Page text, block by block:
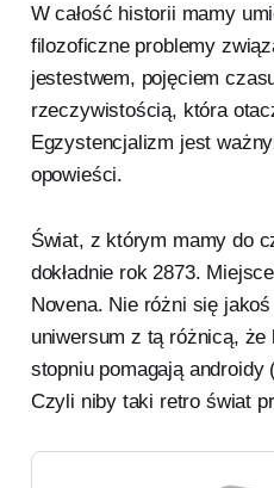
W całość historii mamy
filozoficzne problemy
jestestwem, pojęciem
rzeczywistością, która
Egzystencjalizm jest
opowieści.
Świat, z którym mamy do
dokładnie rok 2873.
Novena. Nie różni się
uniwersum z tą różnicą, że
stopniu pomagają androidy
Czyli niby taki retro świat